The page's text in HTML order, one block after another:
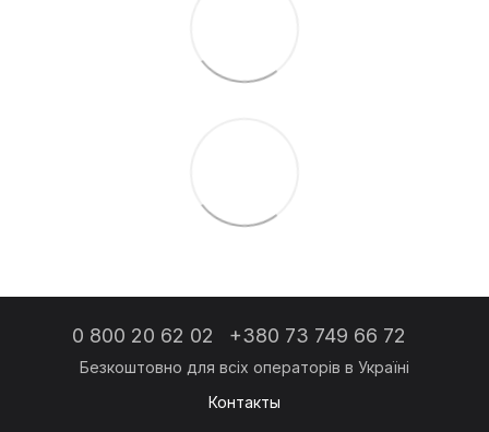
0 800 20 62 02 +380 73 749 66 72
Контакты